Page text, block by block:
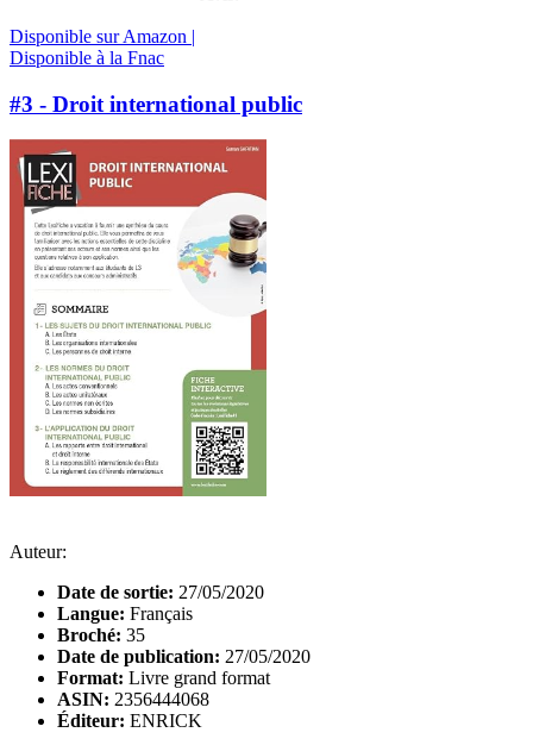
Disponible sur Amazon |
Disponible à la Fnac
#3 - Droit international public
Auteur:
Date de sortie: 27/05/2020
Langue: Français
Broché: 35
Date de publication: 27/05/2020
Format: Livre grand format
ASIN: 2356444068
Éditeur: ENRICK